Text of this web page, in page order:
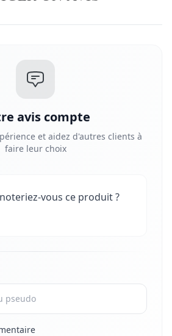
avis compte
et aidez d'autres clients à
faire leur choix
vous ce produit ?